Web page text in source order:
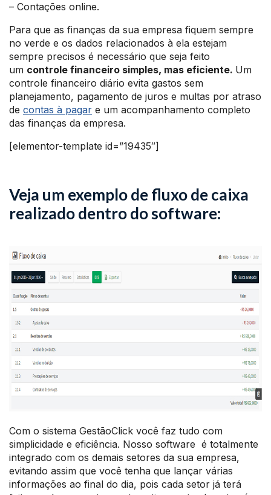
– Contações online.
Para que as finanças da sua empresa fiquem sempre
no verde e os dados relacionados à ela estejam
sempre precisos é necessário que seja feito
um controle financeiro simples, mas eficiente. Um
controle financeiro diário evita gastos sem
planejamento, pagamento de juros e multas por atraso
de contas à pagar e um acompanhamento completo
das finanças da empresa.
[elementor-template id=”19435″]
Veja um exemplo de fluxo de caixa
realizado dentro do software:
Com o sistema GestãoClick você faz tudo com
simplicidade e eficiência. Nosso software é totalmente
integrado com os demais setores da sua empresa,
evitando assim que você tenha que lançar várias
informações ao final do dia, pois cada setor já terá